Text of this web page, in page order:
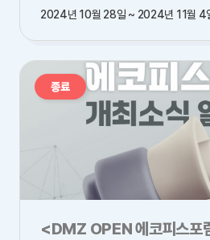
2024년 10월 28일 ~ 2024년 11월 4
종료
<DMZ OPEN 에코피스포